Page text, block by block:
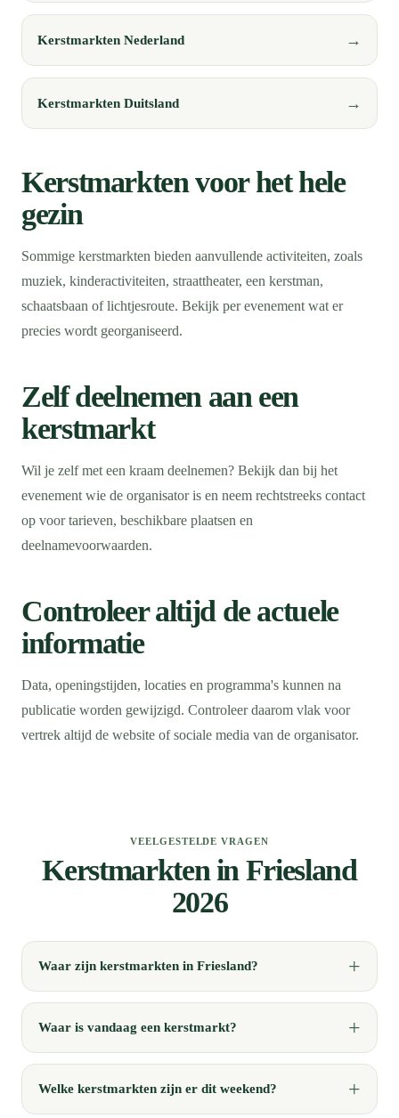
Kerstmarkten Nederland
Kerstmarkten Duitsland
Kerstmarkten voor het hele
gezin
Sommige kerstmarkten bieden aanvullende activiteiten, zoals
muziek, kinderactiviteiten, straattheater, een kerstman,
schaatsbaan of lichtjesroute. Bekijk per evenement wat er
precies wordt georganiseerd.
Zelf deelnemen aan een
kerstmarkt
Wil je zelf met een kraam deelnemen? Bekijk dan bij het
evenement wie de organisator is en neem rechtstreeks contact
op voor tarieven, beschikbare plaatsen en
deelnamevoorwaarden.
Controleer altijd de actuele
informatie
Data, openingstijden, locaties en programma's kunnen na
publicatie worden gewijzigd. Controleer daarom vlak voor
vertrek altijd de website of sociale media van de organisator.
VEELGESTELDE VRAGEN
Kerstmarkten in Friesland
2026
Waar zijn kerstmarkten in Friesland?
Waar is vandaag een kerstmarkt?
Welke kerstmarkten zijn er dit weekend?